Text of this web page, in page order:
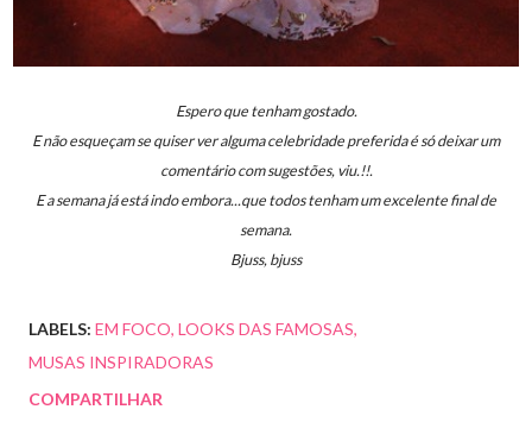
Espero que tenham gostado.
E não esqueçam se quiser ver alguma celebridade preferida é só deixar um
comentário com sugestões, viu.!!.
E a semana já está indo embora...que todos tenham um excelente final de
semana.
Bjuss, bjuss
LABELS: EM FOCO LOOKS DAS FAMOSAS
MUSAS INSPIRADORAS
COMPARTILHAR